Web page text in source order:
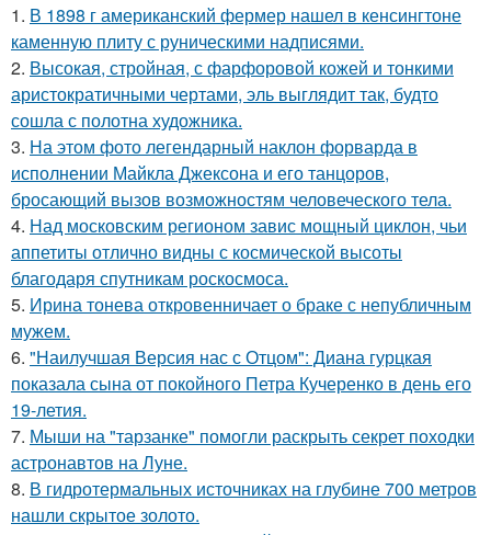
1. В 1898 г американский фермер нашел в кенсингтоне
каменную плиту с руническими надписями.
2. Высокая, стройная, с фарфоровой кожей и тонкими
аристократичными чертами, эль выглядит так, будто
сошла с полотна художника.
3. На этом фото легендарный наклон форварда в
исполнении Майкла Джексона и его танцоров,
бросающий вызов возможностям человеческого тела.
4. Над московским регионом завис мощный циклон, чьи
аппетиты отлично видны с космической высоты
благодаря спутникам роскосмоса.
5. Ирина тонева откровенничает о браке с непубличным
мужем.
6. "Наилучшая Версия нас с Отцом": Диана гурцкая
показала сына от покойного Петра Кучеренко в день его
19-летия.
7. Мыши на "тарзанке" помогли раскрыть секрет походки
астронавтов на Луне.
8. В гидротермальных источниках на глубине 700 метров
нашли скрытое золото.